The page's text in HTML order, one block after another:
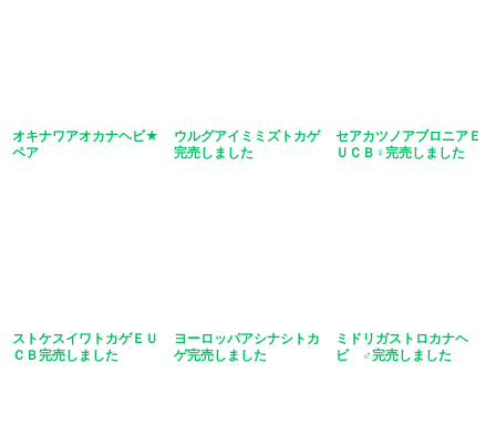
オキナワアオカナヘビ★
ペア
ウルグアイミミズトカゲ
完売しました
セアカツノアブロニアＥ
ＵＣＢ♀完売しました
ストケスイワトカゲＥＵ
ＣＢ完売しました
ヨーロッパアシナシトカ
ゲ完売しました
ミドリガストロカナヘ
ビ ♂完売しました